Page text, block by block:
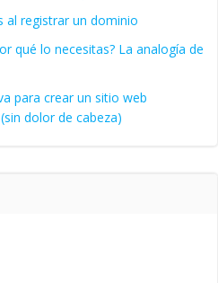
al registrar un dominio
qué lo necesitas? La analogía de
para crear un sitio web
dolor de cabeza)